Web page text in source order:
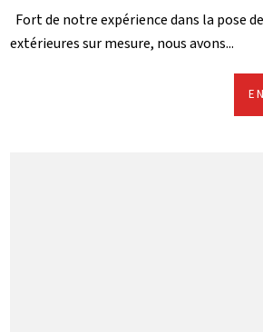
Fort de notre expérience dans la pose
extérieures sur mesure, nous avons...